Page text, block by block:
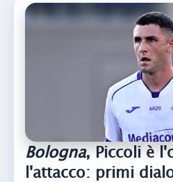
Bologna, Piccoli è
l'attacco: primi